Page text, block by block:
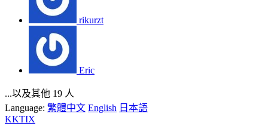
rikurzt
Eric
...以及其他 19 人
Language: 繁體中文 English 日本語
KKTIX